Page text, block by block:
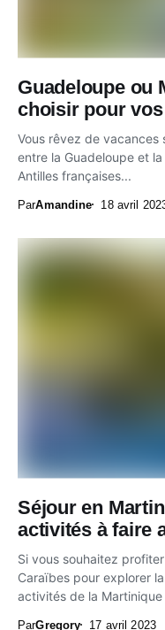
Guadeloupe ou
choisir pour
Vous rêvez de vacances
entre la Guadeloupe et
Antilles françaises...
ParAmandine 18 avril
Séjour en
activités à faire
Si vous souhaitez
Caraïbes pour explorer
activités de la
ParGregory 17 avril 2023